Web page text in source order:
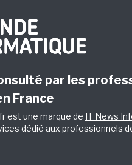
par les
France
est une marque de IT News
dédié aux professionnels